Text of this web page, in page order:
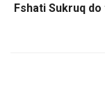
Fshati Sukruq